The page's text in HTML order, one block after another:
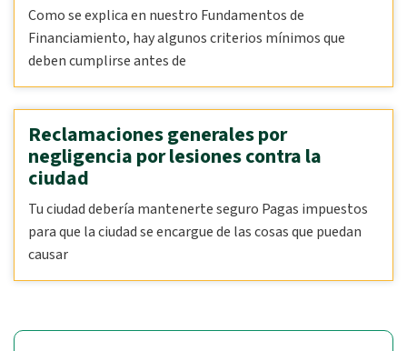
Como se explica en nuestro Fundamentos de
Financiamiento, hay algunos criterios mínimos que
deben cumplirse antes de
Reclamaciones generales por
negligencia por lesiones contra la
ciudad
Tu ciudad debería mantenerte seguro Pagas impuestos
para que la ciudad se encargue de las cosas que puedan
causar